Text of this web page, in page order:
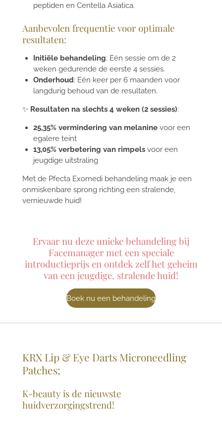
peptiden en Centella Asiatica.
Aanbevolen frequentie voor optimale
resultaten:
Initiële behandeling: Eén sessie om de 2
weken gedurende de eerste 4 sessies.
Onderhoud: Eén keer per 6 maanden voor
langdurig behoud van de resultaten.
✨ Resultaten na slechts 4 weken (2 sessies):
25,35% vermindering van melanine voor een
egalere teint
13,05% verbetering van rimpels voor een
jeugdige uitstraling
Met de Pfecta Exomedi behandeling maak je een
onmiskenbare sprong richting een stralende,
vernieuwde huid!
Ervaar nu deze unieke behandeling bij
Facemanager met een speciale
introductieprijs en ontdek zelf het geheim
van een jeugdige, stralende huid!
Boek nu een behandeling
KRX Lip & Eye Darts Microneedling
Patches;
K-beauty is de nieuwste
huidverzorgingstrend!